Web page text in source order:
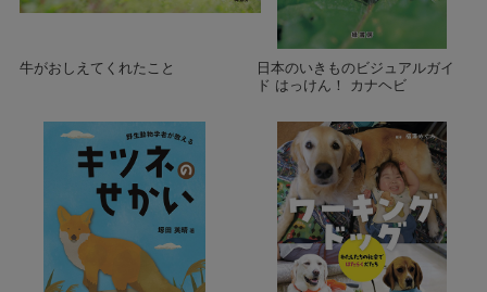
牛がおしえてくれたこと
日本のいきものビジュアルガイ
ド はっけん！ カナヘビ